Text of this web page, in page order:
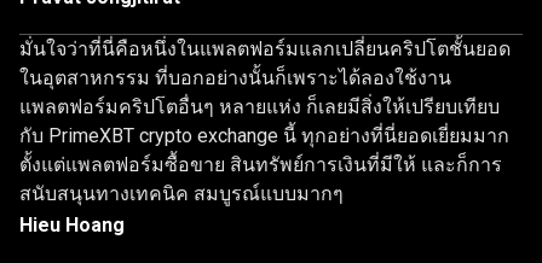
มั่นใจว่าที่นี่คือหนึ่งในแพลตฟอร์มแลกเปลี่ยนคริปโตชั้นยอด
ในอุตสาหกรรม ที่บอกอย่างนั้นก็เพราะได้ลองใช้งาน
แพลตฟอร์มคริปโตอื่นๆ หลายแห่ง ก็เลยมีสิ่งให้เปรียบเทียบ
กับ PrimeXBT crypto exchange นี้ ทุกอย่างที่นี่ยอดเยี่ยมมาก
ตั้งแต่แพลตฟอร์มซื้อขาย สินทรัพย์การเงินที่มีให้ และก็การ
สนับสนุนทางเทคนิค สมบูรณ์แบบมากๆ
Hieu Hoang